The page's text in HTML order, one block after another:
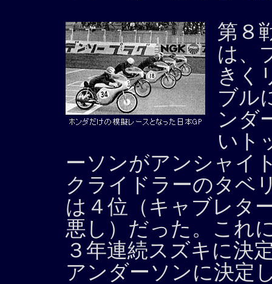
第８
は、
きく
ブル
ンダ
いト
ーソンがアンシャイ
クライドラーのタベ
は４位（キャブレタ
悪し）だった。これ
３年連続スズキに決
アンダーソンに決定